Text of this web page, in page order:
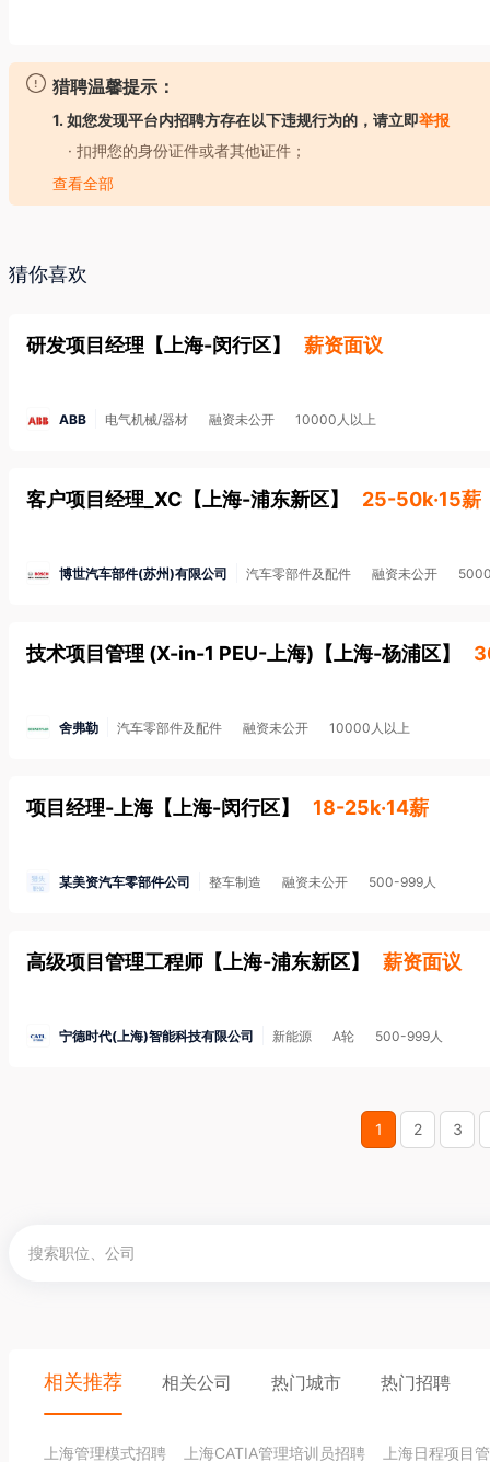
With some 165,000 employees worldwide, ZF reported
tes 168 production locations in 32 countries.
现有的汽车制造商以及初创出行服务供应商提供广泛的解决方案
猎聘温馨提示：
1. 如您发现平台内招聘方存在以下违规行为的，请立即举报
· 扣押您的身份证件或者其他证件；
· 要求您提供担保人、担保金或者以其他名义向您收取财物（
· 强迫您入股或者向您集资；
· 发布虚假招聘广告信息；
2. 如您应聘的岗位属于涉外劳务合作/海外岗位的，请务必核实
查看全部
猜你喜欢
研发项目经理 【 上海-闵行区】 薪资面议
ABB 电气机械/器材 融资未公开 10000人以上
客户项目经理_XC 【 上海-浦东新区】 25-50k·15薪
博世汽车部件(苏州)有限公司 汽车零部件及配件 融资未公开
技术项目管理 (X-in-1 PEU-上海) 【 上海-杨浦区】
舍弗勒 汽车零部件及配件 融资未公开 10000人以上
项目经理-上海 【 上海-闵行区】 18-25k·14薪
某美资汽车零部件公司 整车制造 融资未公开 500-999人
高级项目管理工程师 【 上海-浦东新区】 薪资面议
宁德时代(上海)智能科技有限公司 新能源 A轮 500-999人
1 2 3
相关推荐 相关公司 热门城市 热门招聘
上海管理模式招聘 上海CATIA管理培训员招聘 上海日程项目